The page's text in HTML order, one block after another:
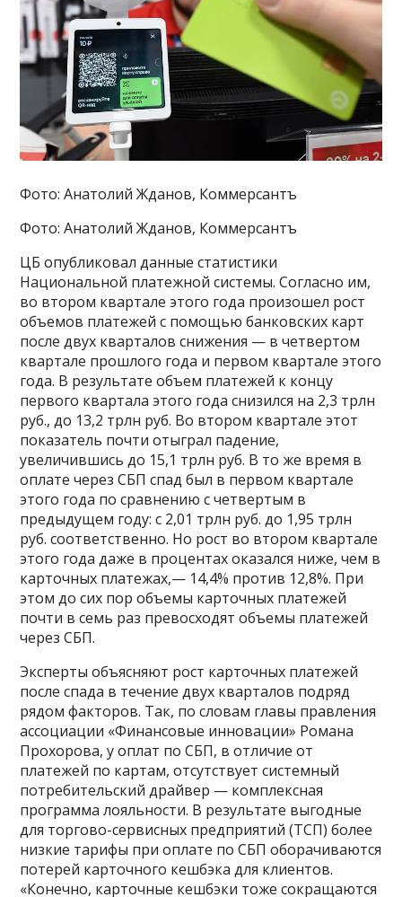
Фото: Анатолий Жданов, Коммерсантъ
Фото: Анатолий Жданов, Коммерсантъ
ЦБ опубликовал данные статистики
Национальной платежной системы. Согласно им,
во втором квартале этого года произошел рост
объемов платежей с помощью банковских карт
после двух кварталов снижения — в четвертом
квартале прошлого года и первом квартале этого
года. В результате объем платежей к концу
первого квартала этого года снизился на 2,3 трлн
руб., до 13,2 трлн руб. Во втором квартале этот
показатель почти отыграл падение,
увеличившись до 15,1 трлн руб. В то же время в
оплате через СБП спад был в первом квартале
этого года по сравнению с четвертым в
предыдущем году: с 2,01 трлн руб. до 1,95 трлн
руб. соответственно. Но рост во втором квартале
этого года даже в процентах оказался ниже, чем в
карточных платежах,— 14,4% против 12,8%. При
этом до сих пор объемы карточных платежей
почти в семь раз превосходят объемы платежей
через СБП.
Эксперты объясняют рост карточных платежей
после спада в течение двух кварталов подряд
рядом факторов. Так, по словам главы правления
ассоциации «Финансовые инновации» Романа
Прохорова, у оплат по СБП, в отличие от
платежей по картам, отсутствует системный
потребительский драйвер — комплексная
программа лояльности. В результате выгодные
для торгово-сервисных предприятий (ТСП) более
низкие тарифы при оплате по СБП оборачиваются
потерей карточного кешбэка для клиентов.
«Конечно, карточные кешбэки тоже сокращаются